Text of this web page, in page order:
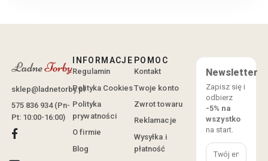
sklep@ladnetorby.pl
575 836 934 (Pn-
Pt: 10:00-16:00)
INFORMACJE
Regulamin
Polityka Cookies
Polityka
prywatności
O firmie
Blog
POMOC
Kontakt
Twoje konto
Zwrot towaru
Reklamacje
Wysyłka i
płatność
Newsletter
Zapisz się i
odbierz
-5% na
wszystko
na start.